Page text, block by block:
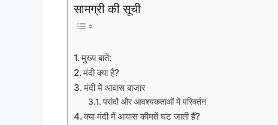
सामग्री की सूची
मुख्य बातें:
मंदी क्या है?
मंदी में आवास बाजार
पसंदों और आवश्यकताओं में परिवर्तन
क्या मंदी में आवास कीमतें घट जाती हैं?